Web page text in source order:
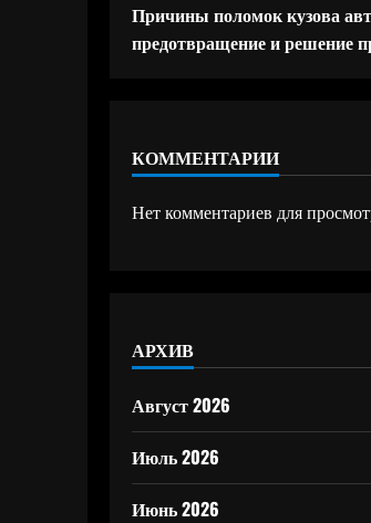
Причины поломок кузова
предотвращение и решение
КОММЕНТАРИИ
Нет комментариев для
АРХИВ
Август 2026
Июль 2026
Июнь 2026